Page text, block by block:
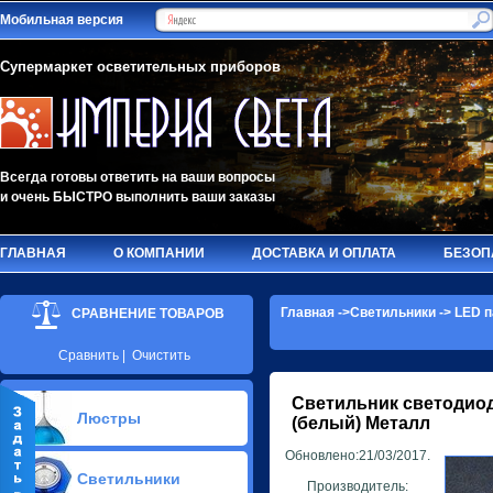
Мобильная версия
Супермаркет осветительных приборов
Всегда готовы ответить на ваши вопросы
и очень БЫСТРО выполнить ваши заказы
ГЛАВНАЯ О КОМПАНИИ ДОСТАВКА И ОПЛАТА
Главная ->Светильники -> LED
Светильник
(белый) Металл
Обновлено:21/03/2017.
Производитель:
СРАВНЕНИЕ ТОВАРОВ
Сравнить Очистить
Люстры
Припотолочные люстры(627)
Потолочные люстры Led(66)
Светильники